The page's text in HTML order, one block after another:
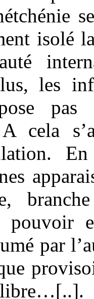
isolé
les
pas
cela
pouvoir
par